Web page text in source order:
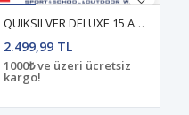
QUIKSILVER DELUXE 15 Aqua - Solid ERKEK VOLLEY SHORT
2.499,99 TL
1000₺ ve üzeri ücretsiz
kargo!